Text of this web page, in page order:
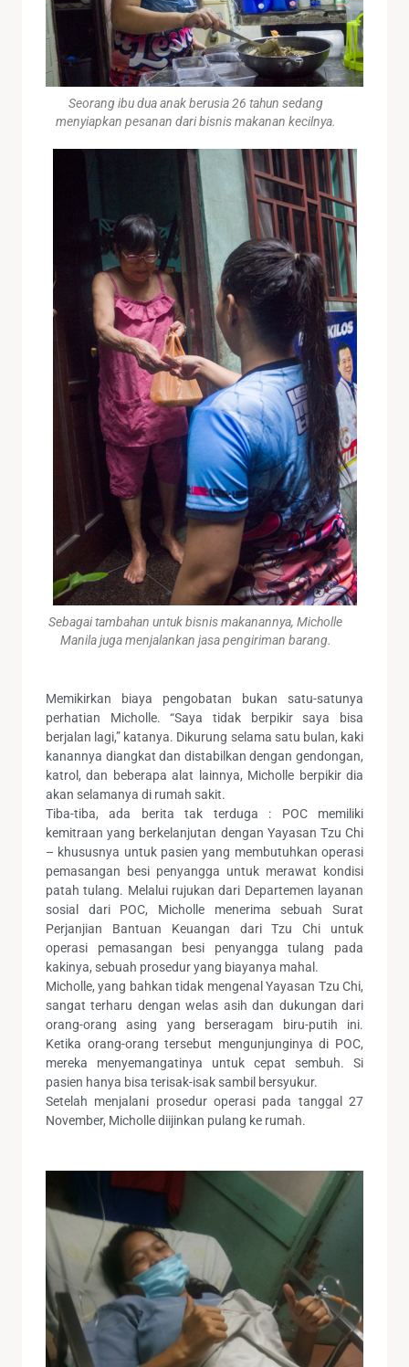
Seorang ibu dua anak berusia 26 tahun sedang
menyiapkan pesanan dari bisnis makanan kecilnya.
Sebagai tambahan untuk bisnis makanannya, Micholle
Manila juga menjalankan jasa pengiriman barang.
Memikirkan biaya pengobatan bukan satu-satunya
perhatian Micholle. “Saya tidak berpikir saya bisa
berjalan lagi,” katanya. Dikurung selama satu bulan, kaki
kanannya diangkat dan distabilkan dengan gendongan,
katrol, dan beberapa alat lainnya, Micholle berpikir dia
akan selamanya di rumah sakit.
Tiba-tiba, ada berita tak terduga : POC memiliki
kemitraan yang berkelanjutan dengan Yayasan Tzu Chi
– khususnya untuk pasien yang membutuhkan operasi
pemasangan besi penyangga untuk merawat kondisi
patah tulang. Melalui rujukan dari Departemen layanan
sosial dari POC, Micholle menerima sebuah Surat
Perjanjian Bantuan Keuangan dari Tzu Chi untuk
operasi pemasangan besi penyangga tulang pada
kakinya, sebuah prosedur yang biayanya mahal.
Micholle, yang bahkan tidak mengenal Yayasan Tzu Chi,
sangat terharu dengan welas asih dan dukungan dari
orang-orang asing yang berseragam biru-putih ini.
Ketika orang-orang tersebut mengunjunginya di POC,
mereka menyemangatinya untuk cepat sembuh. Si
pasien hanya bisa terisak-isak sambil bersyukur.
Setelah menjalani prosedur operasi pada tanggal 27
November, Micholle diijinkan pulang ke rumah.